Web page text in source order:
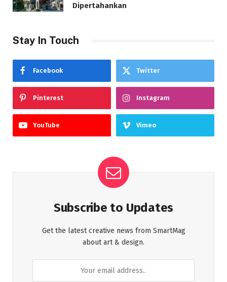
Dipertahankan
Stay In Touch
Facebook Twitter
Pinterest Instagram
YouTube Vimeo
Subscribe to Updates
Get the latest creative news from SmartMag
about art & design.